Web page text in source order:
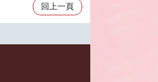
回上一頁